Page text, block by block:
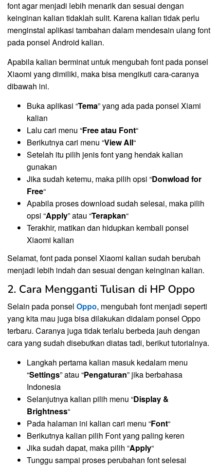
font agar menjadi lebih menarik dan sesuai dengan
keinginan kalian tidaklah sulit. Karena kalian tidak perlu
menginstal aplikasi tambahan dalam mendesain ulang font
pada ponsel Android kalian.
Apabila kalian berminat untuk mengubah font pada ponsel
Xiaomi yang dimiliki, maka bisa mengikuti cara-caranya
dibawah ini.
Buka aplikasi “Tema” yang ada pada ponsel Xiami
kalian
Lalu cari menu “Free atau Font“
Berikutnya cari menu “View All“
Setelah itu pilih jenis font yang hendak kalian
gunakan
Jika sudah ketemu, maka pilih opsi “Donwload for
Free“
Apabila proses download sudah selesai, maka pilih
opsi “Apply” atau “Terapkan“
Terakhir, matikan dan hidupkan kembali ponsel
Xiaomi kalian
Selamat, font pada ponsel Xiaomi kalian sudah berubah
menjadi lebih indah dan sesuai dengan keinginan kalian.
2. Cara Mengganti Tulisan di HP Oppo
Selain pada ponsel Oppo, mengubah font menjadi seperti
yang kita mau juga bisa dilakukan didalam ponsel Oppo
terbaru. Caranya juga tidak terlalu berbeda jauh dengan
cara yang sudah disebutkan diatas tadi, berikut tutorialnya.
Langkah pertama kalian masuk kedalam menu
“Settings” atau “Pengaturan” jika berbahasa
Indonesia
Selanjutnya kalian pilih menu “Display &
Brightness“
Pada halaman ini kalian cari menu “Font“
Berikutnya kalian pilih Font yang paling keren
Jika sudah dapat, maka pilih “Apply“
Tunggu sampai proses perubahan font selesai